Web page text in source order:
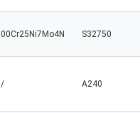
00Cr25Ni7Mo4N S32750
/ A240